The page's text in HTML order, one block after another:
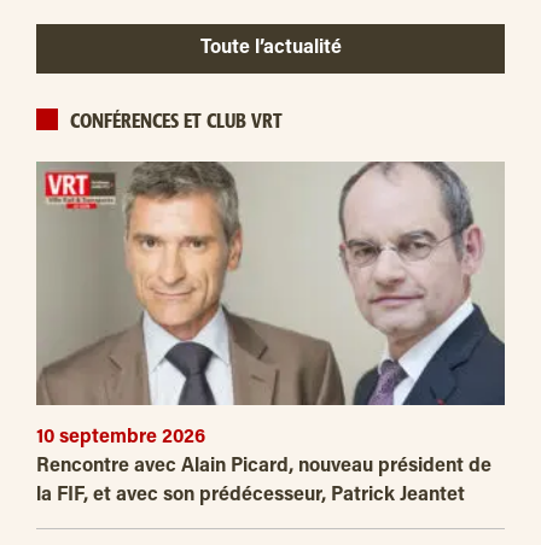
Toute l’actualité
CONFÉRENCES ET CLUB VRT
10 septembre 2026
Rencontre avec Alain Picard, nouveau président de
la FIF, et avec son prédécesseur, Patrick Jeantet